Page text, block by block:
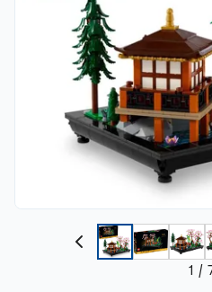
1 /